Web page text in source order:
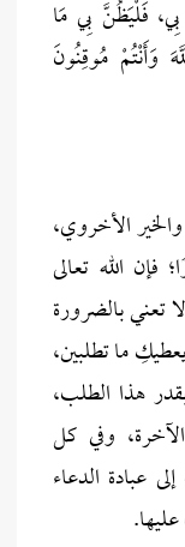
فَلْيَظُنَّ بِي مَا
مُوقِنُونَ
الأخروي،
الله تعالى
تعني بالضرورة
ما تطلبين،
هذا الطلب،
وفي كل
عبادة الدعاء